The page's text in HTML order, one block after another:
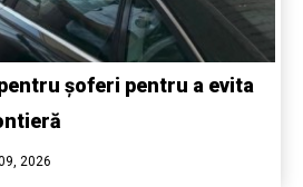
șoferi pentru a evita
2026